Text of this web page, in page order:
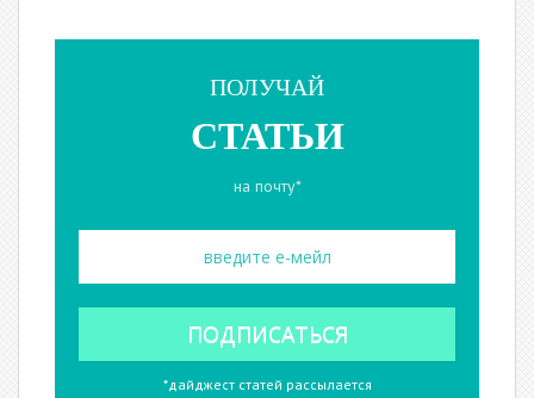
ПОЛУЧАЙ
СТАТЬИ
на почту*
*дайджест статей рассылается